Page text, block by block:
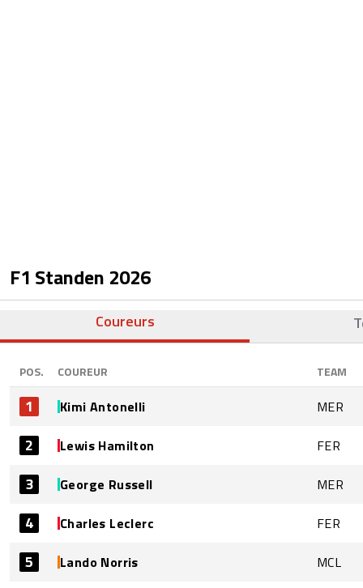
F1 Standen 2026
Coureurs
POS. COUREUR TEAM
1 Kimi Antonelli MER
2 Lewis Hamilton FER
3 George Russell MER
4 Charles Leclerc FER
5 Lando Norris MCL